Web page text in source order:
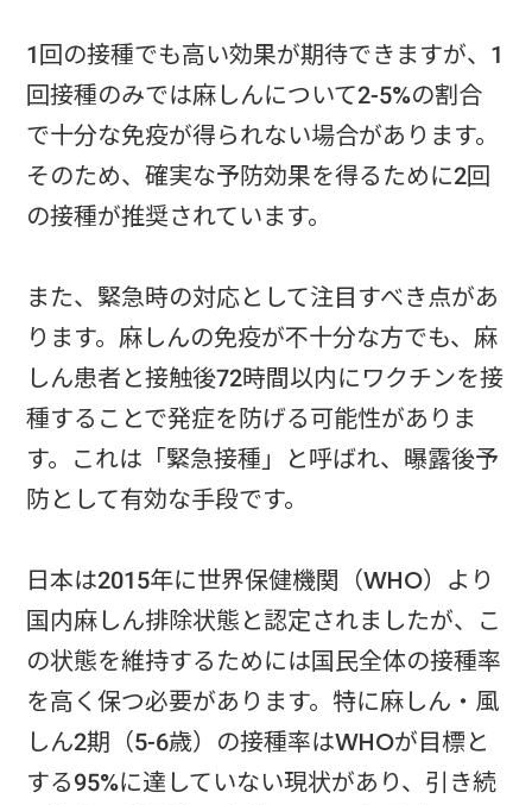
1回の接種でも高い効果が期待できますが、1
回接種のみでは麻しんについて2-5%の割合
で十分な免疫が得られない場合があります。
そのため、確実な予防効果を得るために2回
の接種が推奨されています。
また、緊急時の対応として注目すべき点があ
ります。麻しんの免疫が不十分な方でも、麻
しん患者と接触後72時間以内にワクチンを接
種することで発症を防げる可能性がありま
す。これは「緊急接種」と呼ばれ、曝露後予
防として有効な手段です。
日本は2015年に世界保健機関（WHO）より
国内麻しん排除状態と認定されましたが、こ
の状態を維持するためには国民全体の接種率
を高く保つ必要があります。特に麻しん・風
しん2期（5-6歳）の接種率はWHOが目標と
する95%に達していない現状があり、引き続